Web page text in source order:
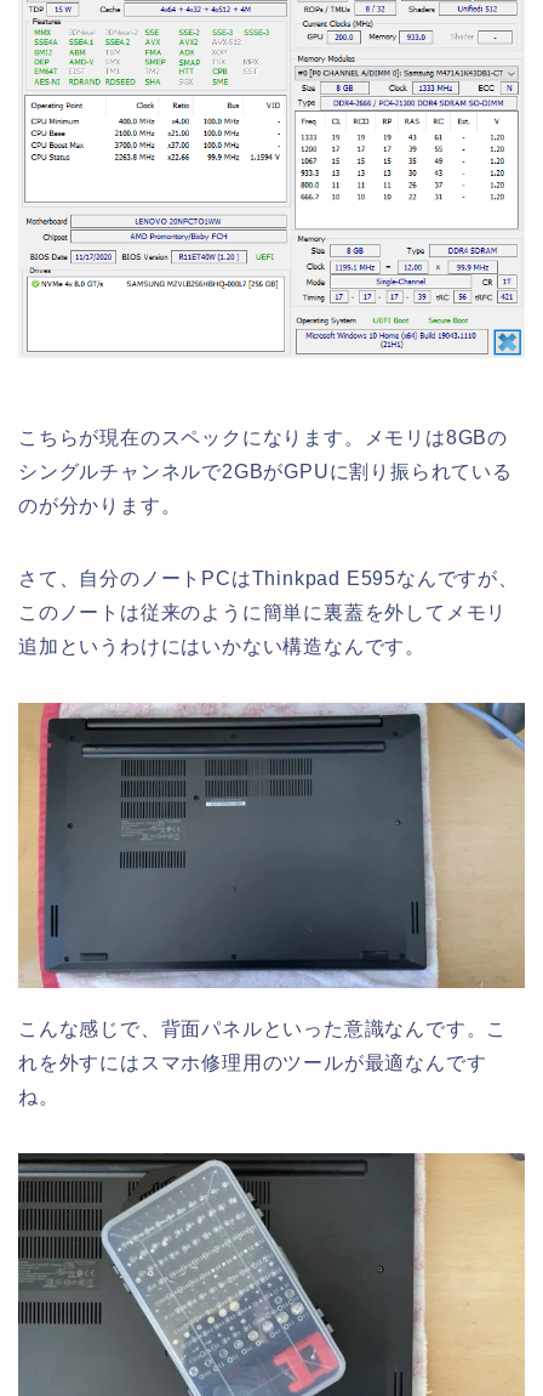
こちらが現在のスペックになります。メモリは8GBの
シングルチャンネルで2GBがGPUに割り振られている
のが分かります。
さて、自分のノートPCはThinkpad E595なんですが、
このノートは従来のように簡単に裏蓋を外してメモリ
追加というわけにはいかない構造なんです。
こんな感じで、背面パネルといった意識なんです。こ
れを外すにはスマホ修理用のツールが最適なんです
ね。